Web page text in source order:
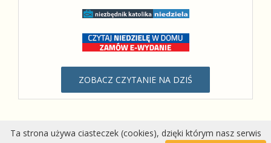
ZOBACZ CZYTANIE NA DZIŚ
Wykonanie:DobraStronaParafii.pl|przemyska.pl| Modyfikacja
Ta strona używa ciasteczek (cookies), dzięki którym nasz serwis